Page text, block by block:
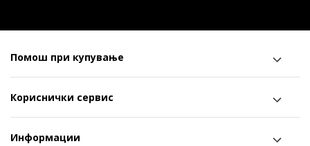
Помош при купување
Кориснички сервис
Информации